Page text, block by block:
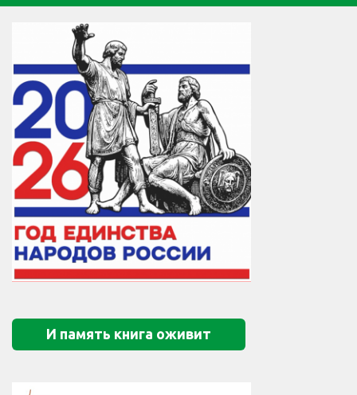
И память книга оживит